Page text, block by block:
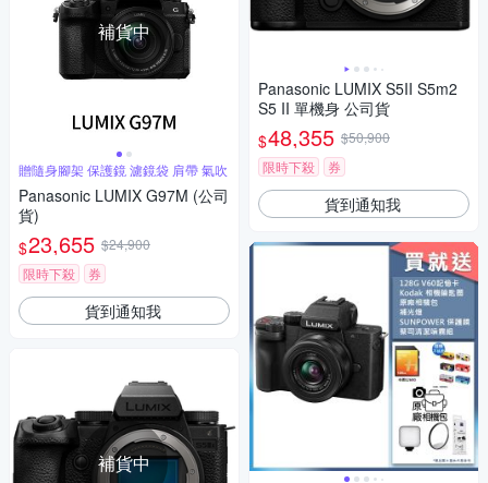
補貨中
贈隨身腳架 保護鏡 濾鏡袋 肩帶 氣吹
Panasonic LUMIX G97M (公司
貨)
$23,655 $24,900
限時下殺
券
貨到通知我
補貨中
Panasonic LUMIX S5II S5m2
S5 II 單機身 公司貨
$48,355 $50,900
限時下殺
券
貨到通知我